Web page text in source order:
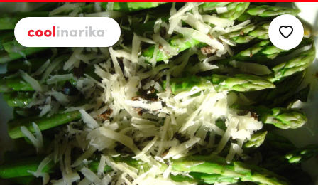
Preskoči na glavni sadržaj